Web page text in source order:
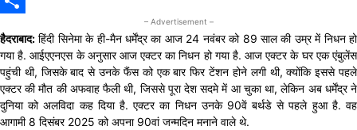
– Advertisement –
हैदराबाद: हिंदी सिनेमा के ही-मैन धर्मेंद्र का आज 24 नवंबर को 89 साल की उम्र में निधन हो
गया है. आईएएनएस के अनुसार आज एक्टर का निधन हो गया है. आज एक्टर के घर एक एंबुलेंस
पहुंची थी, जिसके बाद से उनके फैंस को एक बार फिर टेंशन होने लगी थी, क्योंकि इससे पहले
एक्टर की मौत की अफवाह फैली थी, जिससे पूरा देश सदमे में आ चुका था, लेकिन अब धर्मेंद्र ने
दुनिया को अलविदा कह दिया है. एक्टर का निधन उनके 90वें बर्थडे से पहले हुआ है. वह
आगामी 8 दिसंबर 2025 को अपना 90वां जन्मदिन मनाने वाले थे.